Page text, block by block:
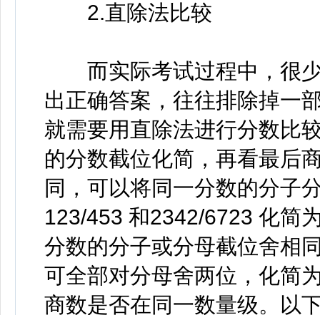
2.直除法比较
而实际考试过程中，很少
出正确答案，往往排除掉一
就需要用直除法进行分数比
的分数截位化简，再看最后
同，可以将同一分数的分子
123/453 和2342/6723 化简
分数的分子或分母截位舍相
可全部对分母舍两位，化简
商数是否在同一数量级。以